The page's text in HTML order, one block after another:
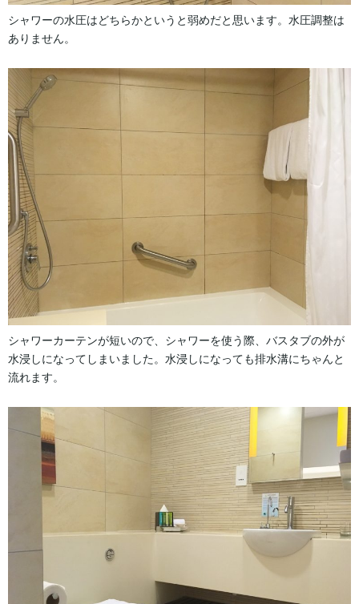
シャワーの水圧はどちらかというと弱めだと思います。水圧調整は
ありません。
シャワーカーテンが短いので、シャワーを使う際、バスタブの外が
水浸しになってしまいました。水浸しになっても排水溝にちゃんと
流れます。